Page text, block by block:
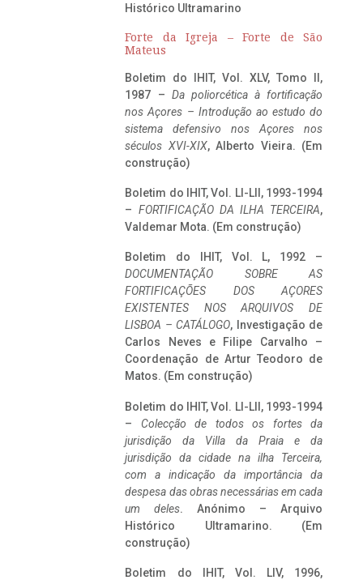
Histórico Ultramarino
Forte da Igreja – Forte de São
Mateus
Boletim do IHIT, Vol. XLV, Tomo II,
1987 – Da poliorcética à fortificação
nos Açores – Introdução ao estudo do
sistema defensivo nos Açores nos
séculos XVI-XIX, Alberto Vieira. (Em
construção)
Boletim do IHIT, Vol. LI-LII, 1993-1994
– FORTIFICAÇÃO DA ILHA TERCEIRA,
Valdemar Mota. (Em construção)
Boletim do IHIT, Vol. L, 1992 –
DOCUMENTAÇÃO SOBRE AS
FORTIFICAÇÕES DOS AÇORES
EXISTENTES NOS ARQUIVOS DE
LISBOA – CATÁLOGO, Investigação de
Carlos Neves e Filipe Carvalho –
Coordenação de Artur Teodoro de
Matos. (Em construção)
Boletim do IHIT, Vol. LI-LII, 1993-1994
– Colecção de todos os fortes da
jurisdição da Villa da Praia e da
jurisdição da cidade na ilha Terceira,
com a indicação da importância da
despesa das obras necessárias em cada
um deles. Anónimo – Arquivo
Histórico Ultramarino. (Em
construção)
Boletim do IHIT, Vol. LIV, 1996,